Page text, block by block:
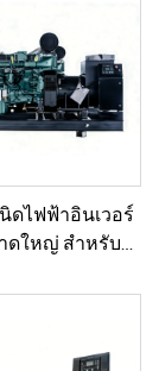
นิดไฟฟ้าอินเวอร์
ดใหญ่ สำหรับ
าดีเซลสำรอง